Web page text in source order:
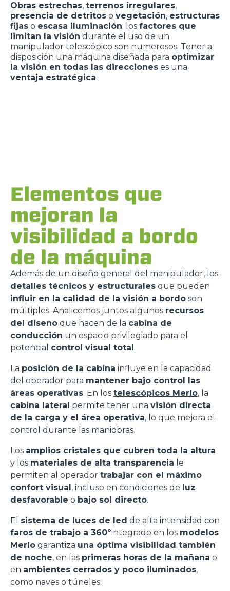
Obras estrechas, terrenos irregulares,
presencia de detritos o vegetación, estructuras
fijas o escasa iluminación: los factores que
limitan la visión durante el uso de un
manipulador telescópico son numerosos. Tener a
disposición una máquina diseñada para optimizar
la visión en todas las direcciones es una
ventaja estratégica.
Elementos que
mejoran la
visibilidad a bordo
de la máquina
Además de un diseño general del manipulador, los
detalles técnicos y estructurales que pueden
influir en la calidad de la visión a bordo son
múltiples. Analicemos juntos algunos recursos
del diseño que hacen de la cabina de
conducción un espacio privilegiado para el
potencial control visual total.
La posición de la cabina influye en la capacidad
del operador para mantener bajo control las
áreas operativas. En los telescópicos Merlo, la
cabina lateral permite tener una visión directa
de la carga y el área operativa, lo que mejora el
control durante las maniobras.
Los amplios cristales que cubren toda la altura
y los materiales de alta transparencia le
permiten al operador trabajar con el máximo
confort visual, incluso en condiciones de luz
desfavorable o bajo sol directo.
El sistema de luces de led de alta intensidad con
faros de trabajo a 360ºintegrado en los modelos
Merlo garantiza una óptima visibilidad también
de noche, en las primeras horas de la mañana o
en ambientes cerrados y poco iluminados,
como naves o túneles.